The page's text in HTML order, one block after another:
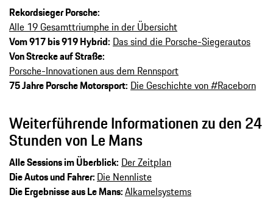
Rekordsieger Porsche:
Alle 19 Gesamttriumphe in der Übersicht
Vom 917 bis 919 Hybrid: Das sind die Porsche-Siegerautos
Von Strecke auf Straße:
Porsche-Innovationen aus dem Rennsport
75 Jahre Porsche Motorsport: Die Geschichte von #Raceborn
Weiterführende Informationen zu den 24
Stunden von Le Mans
Alle Sessions im Überblick: Der Zeitplan
Die Autos und Fahrer: Die Nennliste
Die Ergebnisse aus Le Mans:Alkamelsystems